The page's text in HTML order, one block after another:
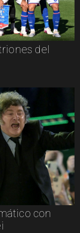
del
con